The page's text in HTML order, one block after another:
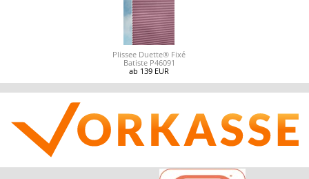
Plissee Duette® Fixé
Batiste P46091
ab 139 EUR